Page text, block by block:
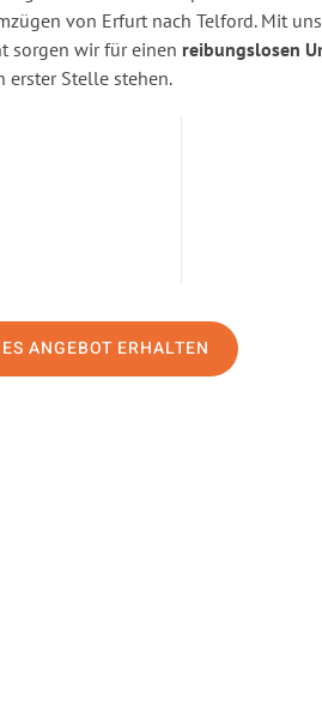
von Erfurt nach Telford. Mit
sorgen wir für einen reibungslosen
erster Stelle stehen.
ANGEBOT ERHALTEN